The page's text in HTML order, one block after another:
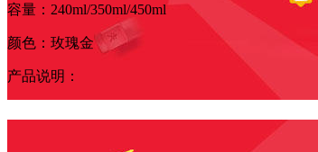
容量：240ml/350ml/450ml
颜色： 玫瑰金
产品说明：